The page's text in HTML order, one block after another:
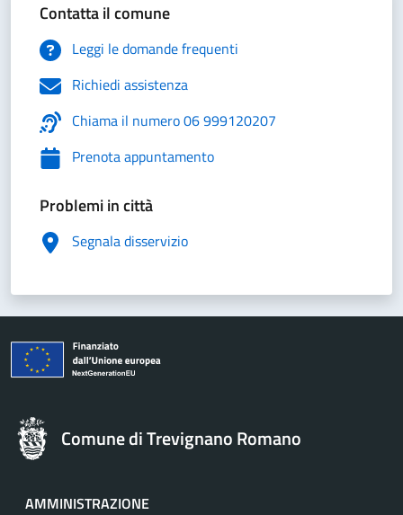
Contatta il comune
Leggi le domande frequenti
Richiedi assistenza
Chiama il numero 06 999120207
Prenota appuntamento
Problemi in città
Segnala disservizio
Comune di Trevignano Romano
AMMINISTRAZIONE